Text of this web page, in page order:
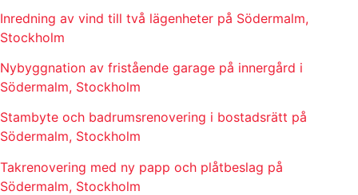
Inredning av vind till två lägenheter på Södermalm,
Stockholm
Nybyggnation av fristående garage på innergård i
Södermalm, Stockholm
Stambyte och badrumsrenovering i bostadsrätt på
Södermalm, Stockholm
Takrenovering med ny papp och plåtbeslag på
Södermalm, Stockholm